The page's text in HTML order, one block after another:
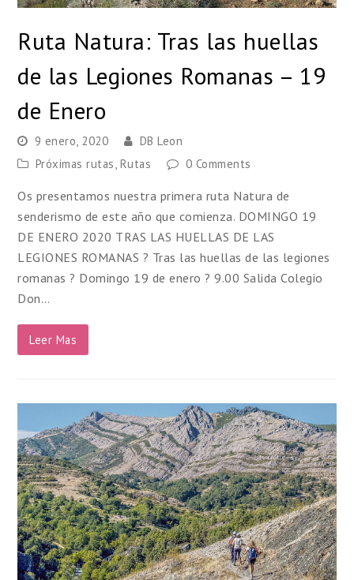
Ruta Natura: Tras las huellas
de las Legiones Romanas – 19
de Enero
9 enero, 2020
DB Leon
Próximas rutas, Rutas 0 Comments
Os presentamos nuestra primera ruta Natura de
senderismo de este año que comienza. DOMINGO 19
DE ENERO 2020 TRAS LAS HUELLAS DE LAS
LEGIONES ROMANAS ? Tras las huellas de las legiones
romanas ? Domingo 19 de enero ? 9.00 Salida Colegio
Don…
Leer Mas